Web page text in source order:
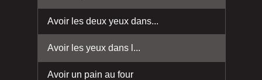
Avoir les deux yeux dans...
Avoir les yeux dans l...
Avoir un pain au four